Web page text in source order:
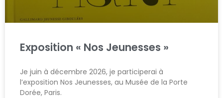
Exposition « Nos Jeunesses »
Je juin à décembre 2026, je participerai à
l’exposition Nos Jeunesses, au Musée de la Porte
Dorée, Paris.